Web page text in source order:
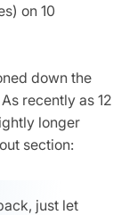
on 10
down the
recently as 12
longer
section:
just let